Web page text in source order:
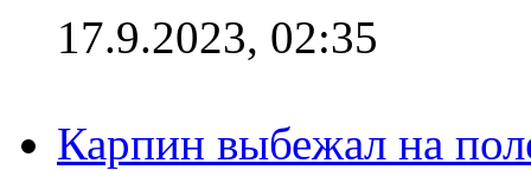
17.9.2023, 02:35
Карпин выбежал на